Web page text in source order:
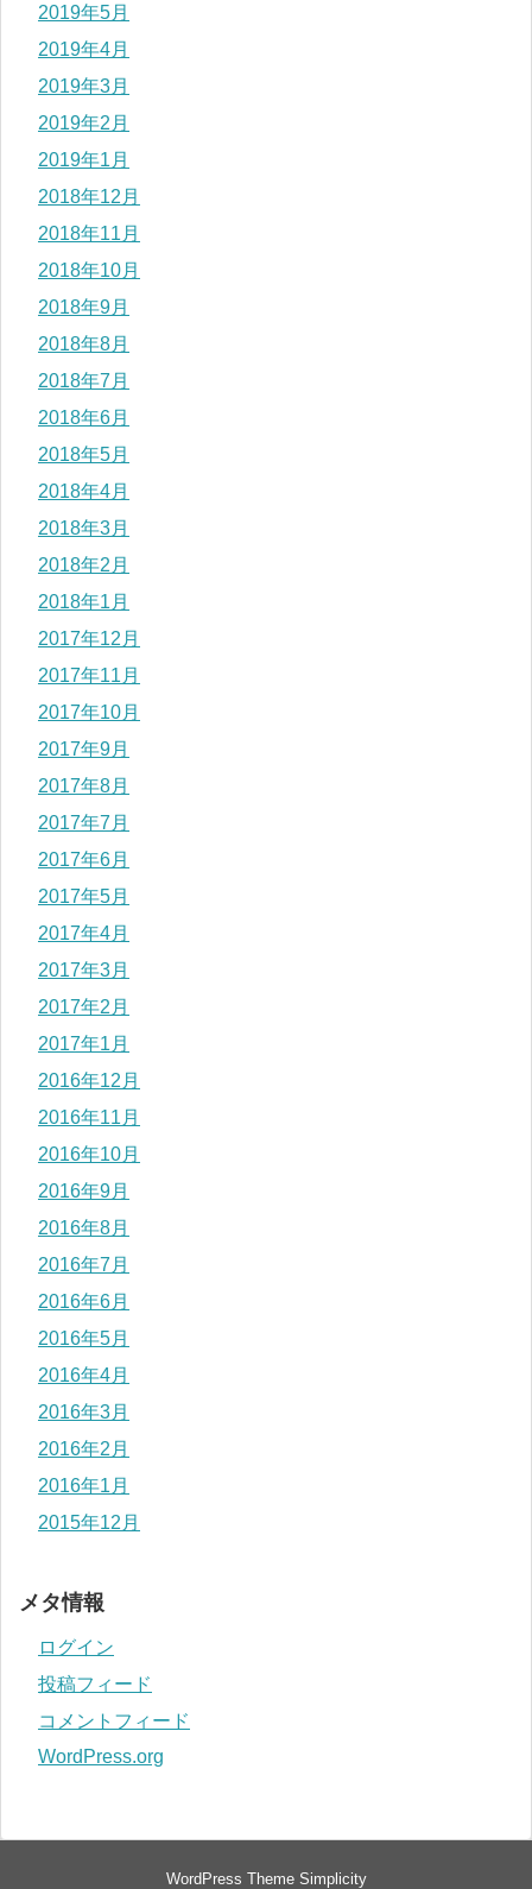
2019年5月
2019年4月
2019年3月
2019年2月
2019年1月
2018年12月
2018年11月
2018年10月
2018年9月
2018年8月
2018年7月
2018年6月
2018年5月
2018年4月
2018年3月
2018年2月
2018年1月
2017年12月
2017年11月
2017年10月
2017年9月
2017年8月
2017年7月
2017年6月
2017年5月
2017年4月
2017年3月
2017年2月
2017年1月
2016年12月
2016年11月
2016年10月
2016年9月
2016年8月
2016年7月
2016年6月
2016年5月
2016年4月
2016年3月
2016年2月
2016年1月
2015年12月
メタ情報
ログイン
投稿フィード
コメントフィード
WordPress.org
WordPress Theme Simplicity